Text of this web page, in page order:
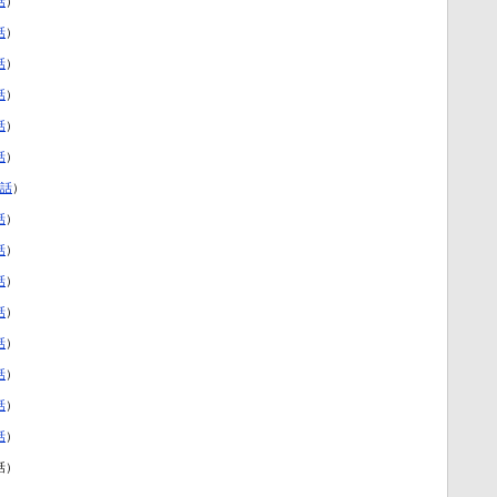
）
）
）
）
）
）
）
）
）
）
）
）
）
）